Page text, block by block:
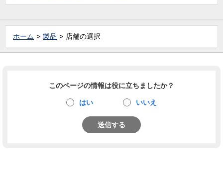
ホーム 製品 店舗の選択
このページの情報は役に立ちましたか？
はい いいえ
送信する